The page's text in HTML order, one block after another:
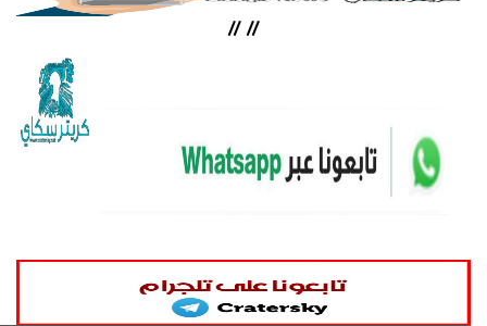
//
//